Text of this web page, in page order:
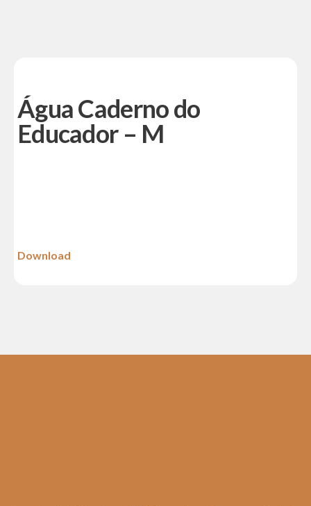
Água Caderno do
Educador – M
Download